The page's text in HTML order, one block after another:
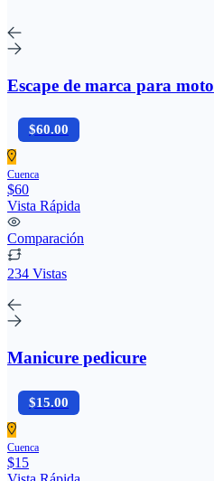
Escape de marca para moto
$60.00
Cuenca
$60
Vista Rápida
Comparación
234 Vistas
Manicure pedicure
$15.00
Cuenca
$15